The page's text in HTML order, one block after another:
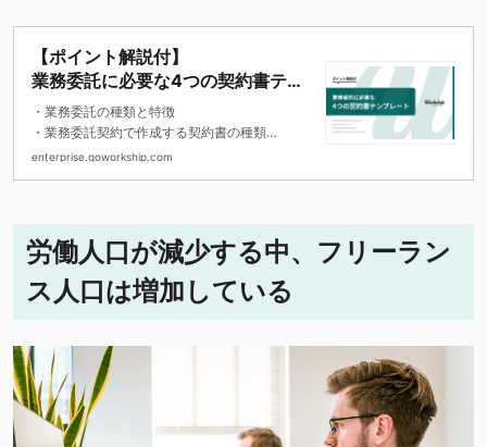
【ポイント解説付】
業務委託に必要な4つの契約書テン
プレート
・業務委託の種類と特徴
・業務委託契約で作成する契約書の種類
・契約書のテンプレート
enterprise.goworkship.com
労働人口が減少する中、フリーラン
ス人口は増加している